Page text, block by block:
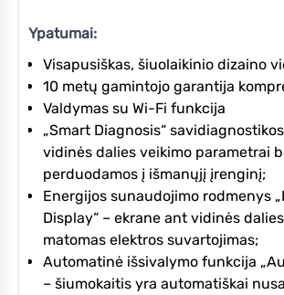
Ypatumai:
Visapusiškas, šiuolaikinio dizaino
10 metų gamintojo garantija
Valdymas su Wi-Fi funkcija
„Smart Diagnosis“
vidinės dalies veikimo parametrai
perduodamos į išmanųjį įrenginį;
Energijos sunaudojimo rodmenys
Display“ – ekrane ant vidinės
matomas elektros suvartojimas;
Automatinė išsivalymo funkcija
– šiumokaitis yra automatiškai